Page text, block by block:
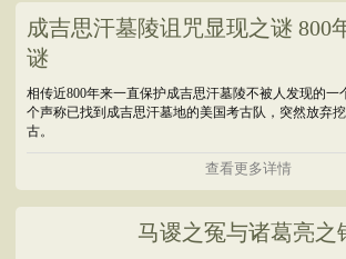
成吉思汗墓陵诅咒显现之谜 800
谜
相传近800年来一直保护成吉思汗墓陵不被人发现的一
个声称已找到成吉思汗墓地的美国考古队，突然放弃
古。
查看更多详情
马谡之冤与诸葛亮之